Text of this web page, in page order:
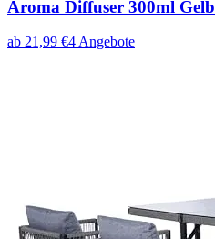
Aroma Diffuser 300ml Gelb
ab 21,99 €4 Angebote